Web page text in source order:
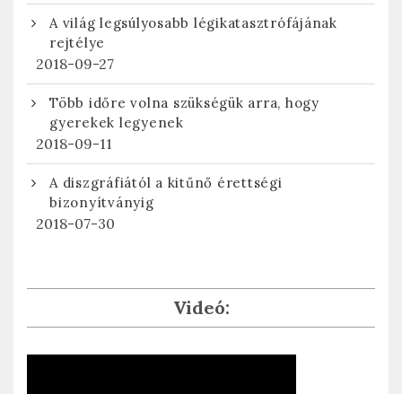
A világ legsúlyosabb légikatasztrófájának
rejtélye
2018-09-27
Több időre volna szükségük arra, hogy
gyerekek legyenek
2018-09-11
A diszgráfiától a kitűnő érettségi
bizonyítványig
2018-07-30
Videó: